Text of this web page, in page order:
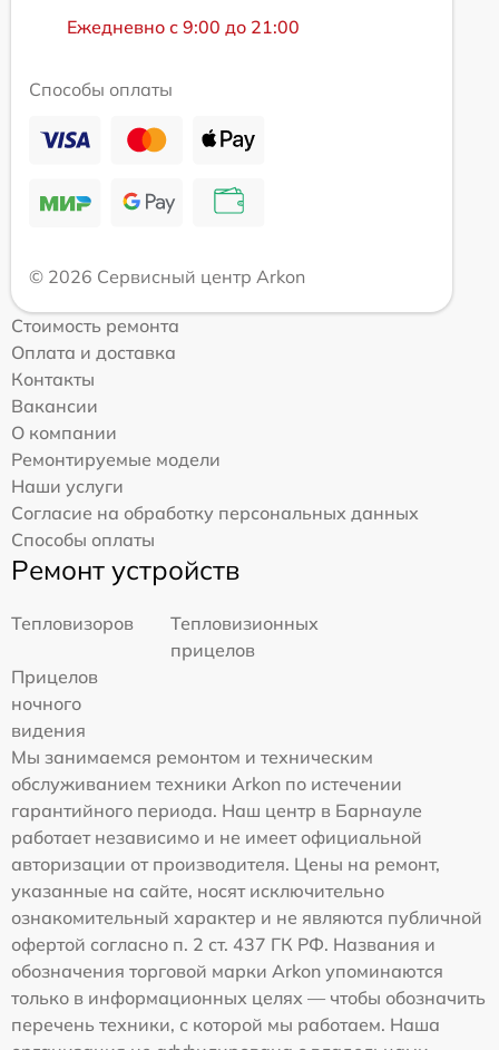
Ежедневно с 9:00 до 21:00
Способы оплаты
© 2026 Сервисный центр Arkon
Стоимость ремонта
Оплата и доставка
Контакты
Вакансии
О компании
Ремонтируемые модели
Наши услуги
Согласие на обработку персональных данных
Способы оплаты
Ремонт устройств
Тепловизоров
Тепловизионных
прицелов
Прицелов
ночного
видения
Мы занимаемся ремонтом и техническим
обслуживанием техники Arkon по истечении
гарантийного периода. Наш центр в Барнауле
работает независимо и не имеет официальной
авторизации от производителя. Цены на ремонт,
указанные на сайте, носят исключительно
ознакомительный характер и не являются публичной
офертой согласно п. 2 ст. 437 ГК РФ. Названия и
обозначения торговой марки Arkon упоминаются
только в информационных целях — чтобы обозначить
перечень техники, с которой мы работаем. Наша